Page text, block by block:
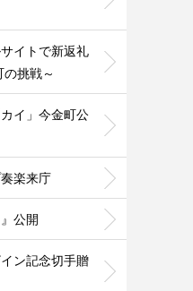
イトで新返礼
挑戦～
イ」今金町公
楽来庁
公開
ン記念切手贈